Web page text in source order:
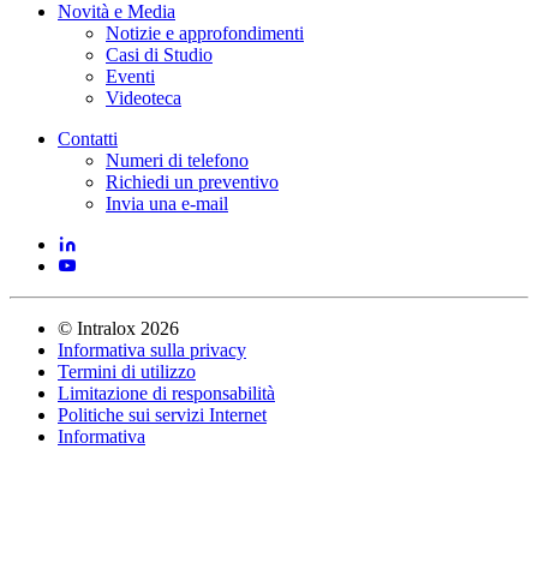
Novità e Media
Notizie e approfondimenti
Casi di Studio
Eventi
Videoteca
Contatti
Numeri di telefono
Richiedi un preventivo
Invia una e-mail
© Intralox 2026
Informativa sulla privacy
Termini di utilizzo
Limitazione di responsabilità
Politiche sui servizi Internet
Informativa